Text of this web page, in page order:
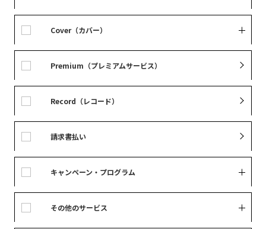
Cover（カバー）
Premium（プレミアムサービス）
Record（レコード）
請求書払い
キャンペーン・プログラム
その他のサービス